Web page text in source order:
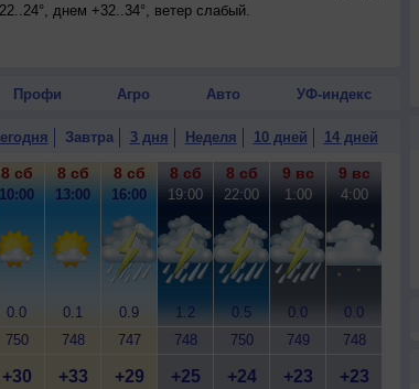
днем +32..34°, ветер слабый.
Профи Агро Авто УФ-индекс
Завтра 3 дня Неделя 10 дней 14 дней
8 сб
10:00
0.0
750
+30
8 сб
13:00
0.1
748
+33
8 сб
16:00
0.9
747
+29
8 сб
19:00
1.2
748
+25
8 сб
22:00
0.5
750
+24
9 вс
1:00
0.0
749
+23
9 вс
4:00
0.0
748
+23